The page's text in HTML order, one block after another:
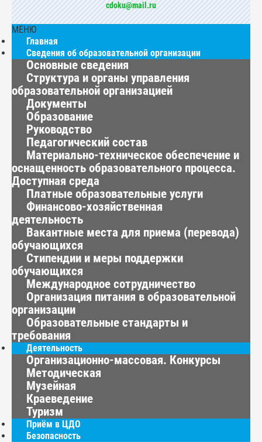
cdoku@mail.ru
МЕНЮ
Главная
Сведения об образовательной организации
Основные сведения
Структура и органы управления
образовательной организацией
Документы
Образование
Руководство
Педагогический состав
Материально-техническое обеспечение и
оснащенность образовательного процесса.
Доступная среда
Платные образовательные услуги
Финансово-хозяйственная
деятельность
Вакантные места для приема (перевода)
обучающихся
Стипендии и меры поддержки
обучающихся
Международное сотрудничество
Организация питания в образовательной
организации
Образовательные стандарты и
требования
Деятельность
Организационно-массовая. Конкурсы
Методическая
Музейная
Краеведение
Туризм
Приём в ЦДО
Безопасность